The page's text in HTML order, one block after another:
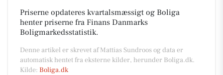
Priserne opdateres kvartalsmæssigt og Boliga
henter priserne fra Finans Danmarks
Boligmarkedsstatistik.
Denne artikel er skrevet af Mattias Sundroos og data er
automatisk hentet fra eksterne kilder, herunder Boliga.dk.
Kilde: Boliga.dk